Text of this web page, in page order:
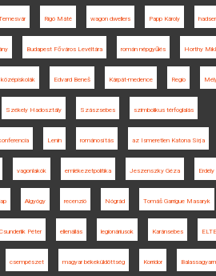
Rigó Máté wagon dwellers Papp Károly
Budapest Főváros Levéltára román népgyűlés Horthy
középiskolák Edvard Beneš Kárpát-medence Regio
Székely Hadosztály Szászsebes szimbolikus térfoglalás
Lenin románosítás az Ismeretlen Katona Sírja
vagonlakók emlékezetpolitika Jeszenszky Géza Erdély
Algyógy recenzió Nógrád Tomáš Garrigue Masaryk
Csunderlik Péter ellenállás legionáriusok Karánsebes
csempészet magyar békeküldöttség Korridor